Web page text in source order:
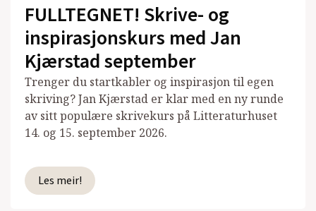
FULLTEGNET! Skrive- og
inspirasjonskurs med Jan
Kjærstad september
Trenger du startkabler og inspirasjon til egen
skriving? Jan Kjærstad er klar med en ny runde
av sitt populære skrivekurs på Litteraturhuset
14. og 15. september 2026.
Les meir!